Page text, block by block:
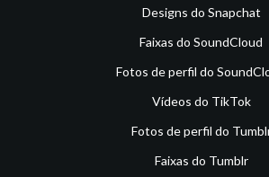
Designs do Snapchat
Faixas do SoundCloud
Fotos de perfil do
Vídeos do TikTok
Fotos de perfil do
Faixas do Tumblr